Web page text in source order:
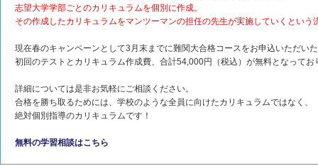
志望大学学部ごとのカリキュラムを個別に作成。
その作成したカリキュラムをマンツーマンの担任の先生が実施していくという
現在春のキャンペーンとして3月末までに難関大合格コースをお申込いただい
初回のテストとカリキュラム作成費、合計54,000円（税込）が無料となってお
詳細については是非お気軽にご相談ください。
合格を勝ち取るためには、学校のような全員に向けたカリキュラムではなく、
絶対個別指導のカリキュラムです！
無料の学習相談はこちら